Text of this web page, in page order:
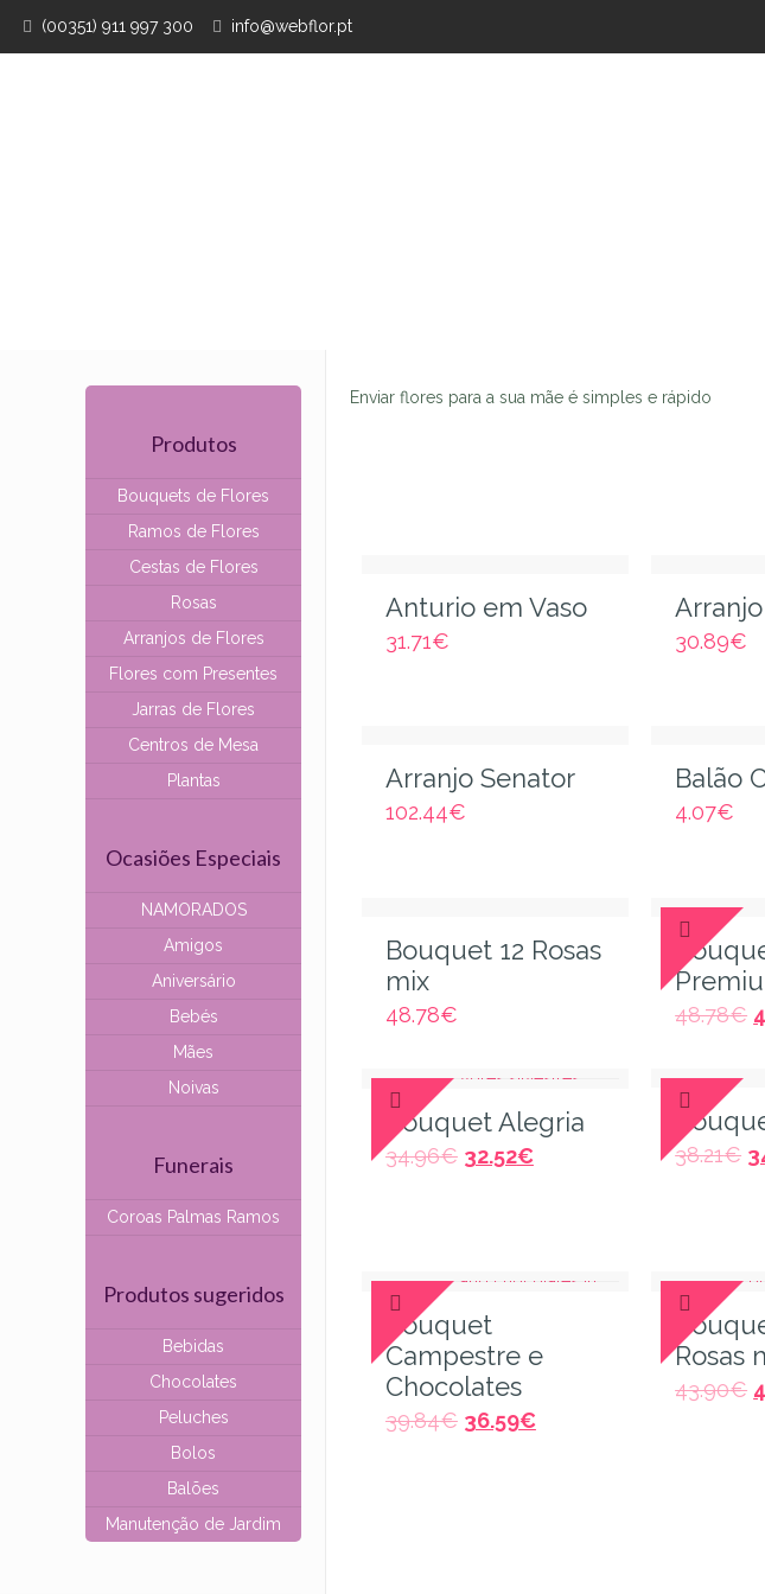
(00351) 911 997 300 info@webflor.pt
Enviar flores para a sua mãe é simples e rápido
Anturio em Vaso
31.71€
Arranjo
30.89€
Arranjo Senator
102.44€
Balão
4.07€
Bouquet 12 Rosas
mix
48.78€ 48.78€
Bouquet Alegria
34.96€ 32.52€ 38.21€
Bouquet
Campestre e
Chocolates
39.84€ 36.59€
Rosas
43.90€
Produtos
Bouquets de Flores
Ramos de Flores
Cestas de Flores
Rosas
Arranjos de Flores
Flores com Presentes
Jarras de Flores
Centros de Mesa
Plantas
Ocasiões Especiais
NAMORADOS
Amigos
Aniversário
Bebés
Mães
Noivas
Funerais
Coroas Palmas Ramos
Produtos sugeridos
Bebidas
Chocolates
Peluches
Bolos
Balões
Manutenção de Jardim